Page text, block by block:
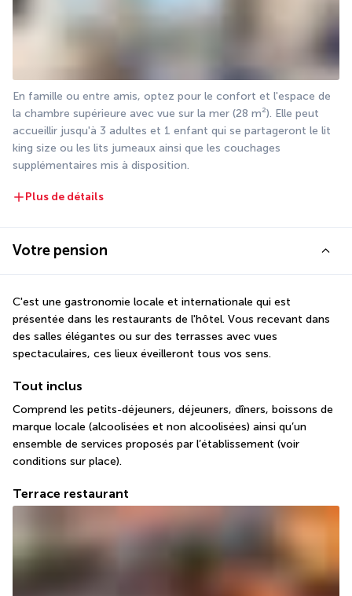
En famille ou entre amis, optez pour le confort et l'espace de
la chambre supérieure avec vue sur la mer (28 m²). Elle peut
accueillir jusqu'à 3 adultes et 1 enfant qui se partageront le lit
king size ou les lits jumeaux ainsi que les couchages
supplémentaires mis à disposition.
Plus de détails
Votre pension
C'est une gastronomie locale et internationale qui est
présentée dans les restaurants de l'hôtel. Vous recevant dans
des salles élégantes ou sur des terrasses avec vues
spectaculaires, ces lieux éveilleront tous vos sens.
Tout inclus
Comprend les petits-déjeuners, déjeuners, dîners, boissons de
marque locale (alcoolisées et non alcoolisées) ainsi qu’un
ensemble de services proposés par l’établissement (voir
conditions sur place).
Terrace restaurant